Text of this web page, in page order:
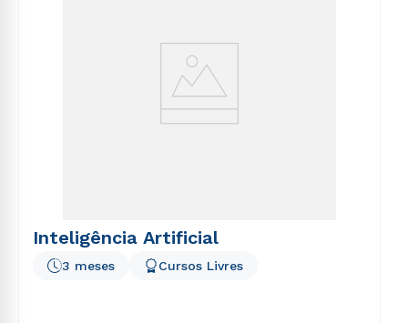
Inteligência Artificial
3 meses Cursos Livres